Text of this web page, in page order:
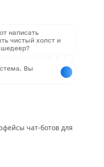
написать
чистый холст и
шедевр?
Вы
чат-ботов для